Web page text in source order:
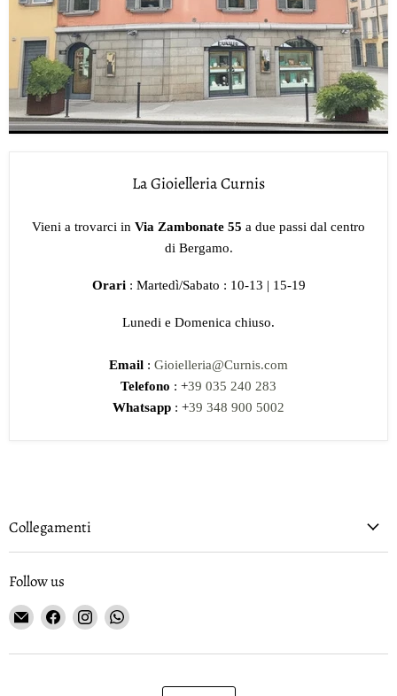
La Gioielleria Curnis
Vieni a trovarci in Via Zambonate 55 a due passi dal centro
di Bergamo.
Orari : Martedì/Sabato : 10-13 | 15-19
Lunedi e Domenica chiuso.
Email : Gioielleria@Curnis.com
Telefono : +39 035 240 283
Whatsapp : +39 348 900 5002
Collegamenti
Follow us
Email
Gioielleria
Curnis
Find
on
Find
on
Find
on